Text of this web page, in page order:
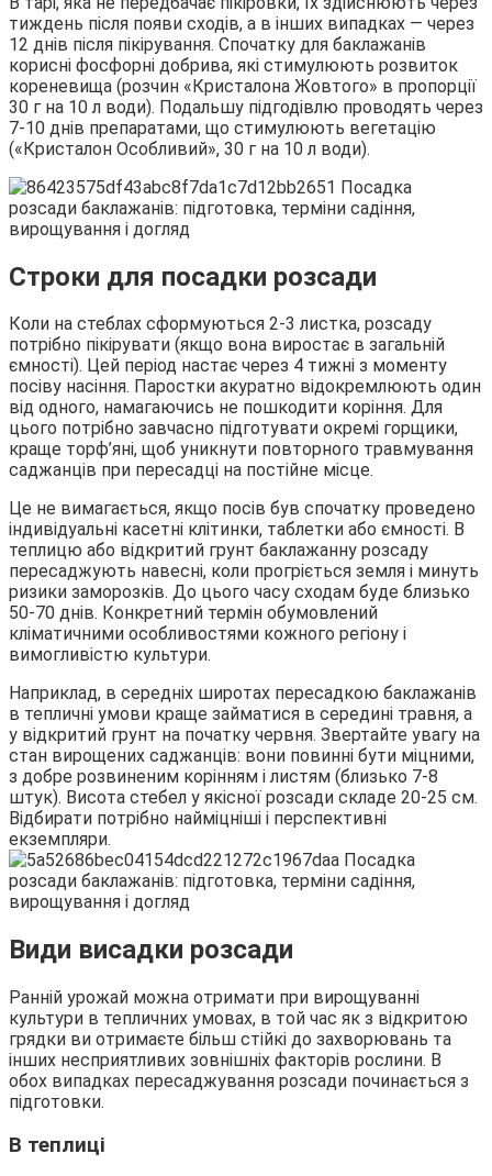
тиждень після появи сходів, а в інших випадках — через
12 днів після пікірування. Спочатку для баклажанів
корисні фосфорні добрива, які стимулюють розвиток
кореневища (розчин «Кристалона Жовтого» в пропорції
30 г на 10 л води). Подальшу підгодівлю проводять через
7-10 днів препаратами, що стимулюють вегетацію
(«Кристалон Особливий», 30 г на 10 л води).
Строки для посадки розсади
Коли на стеблах сформуються 2-3 листка, розсаду
потрібно пікірувати (якщо вона виростає в загальній
ємності). Цей період настає через 4 тижні з моменту
посіву насіння. Паростки акуратно відокремлюють один
від одного, намагаючись не пошкодити коріння. Для
цього потрібно завчасно підготувати окремі горщики,
краще торф’яні, щоб уникнути повторного травмування
саджанців при пересадці на постійне місце.
Це не вимагається, якщо посів був спочатку проведено
індивідуальні касетні клітинки, таблетки або ємності. В
теплицю або відкритий грунт баклажанну розсаду
пересаджують навесні, коли прогріється земля і минуть
ризики заморозків. До цього часу сходам буде близько
50-70 днів. Конкретний термін обумовлений
кліматичними особливостями кожного регіону і
вимогливістю культури.
Наприклад, в середніх широтах пересадкою баклажанів
в тепличні умови краще займатися в середині травня, а
у відкритий грунт на початку червня. Звертайте увагу на
стан вирощених саджанців: вони повинні бути міцними,
з добре розвиненим корінням і листям (близько 7-8
штук). Висота стебел у якісної розсади складе 20-25 см.
Відбирати потрібно найміцніші і перспективні
екземпляри.
Види висадки розсади
Ранній урожай можна отримати при вирощуванні
культури в тепличних умовах, в той час як з відкритою
грядки ви отримаєте більш стійкі до захворювань та
інших несприятливих зовнішніх факторів рослини. В
обох випадках пересаджування розсади починається з
підготовки.
В теплиці